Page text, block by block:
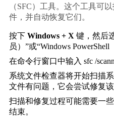
（SFC）工具。这个工具可
件，并自动恢复它们。
按下 Windows + X 键，然后
员）”或“Windows PowerShell
在命令行窗口中输入 sfc /
系统文件检查器将开始扫描
文件有问题，它会尝试修复该
扫描和修复过程可能需要一
结束。